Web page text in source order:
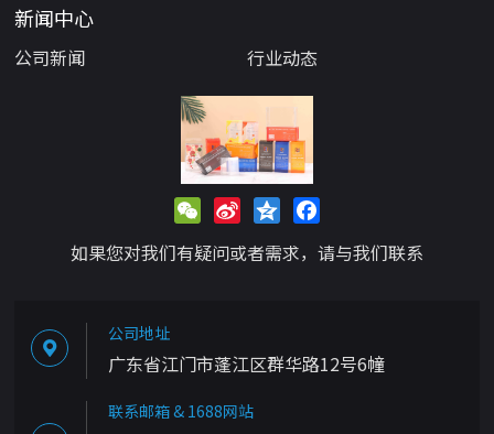
新闻中心
公司新闻 行业动态
WeChat
Sina
Weibo
QzoneFacebook
如果您对我们有疑问或者需求，请与我们联系
公司地址
广东省江门市蓬江区群华路12号6幢
联系邮箱 & 1688网站